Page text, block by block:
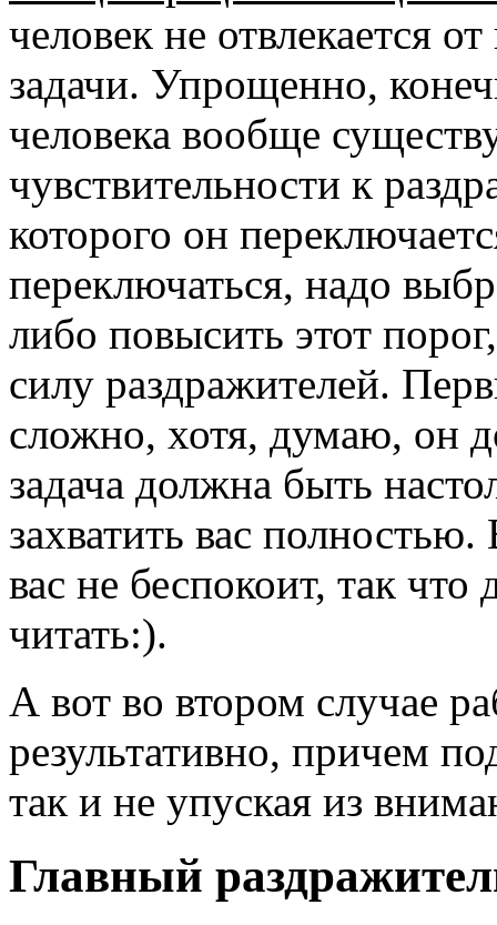
человек не отвлекается
задачи. Упрощенно,
человека вообще
чувствительности к
которого он
переключаться, надо
либо повысить этот
силу раздражителей.
сложно, хотя, думаю, он
задача должна быть
захватить вас
вас не беспокоит, так
читать:).
А вот во втором случае
результативно, причем
так и не упуская из
Главный